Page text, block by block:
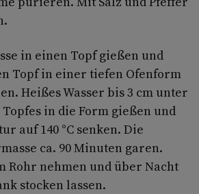
in einen Topf gießen und
Topf in einer tiefen Ofenform
Heißes Wasser bis 3 cm unter
Topfes in die Form gießen und
auf 140 °C senken. Die
ca. 90 Minuten garen.
Rohr nehmen und über Nacht
stocken lassen.